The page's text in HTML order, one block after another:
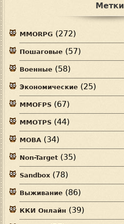
Метки
MMORPG (272)
Пошаговые (57)
Военные (58)
Экономические (25)
MMOFPS (67)
MMOTPS (44)
MOBA (34)
Non-Target (35)
Sandbox (78)
Выживание (86)
ККИ Онлайн (39)